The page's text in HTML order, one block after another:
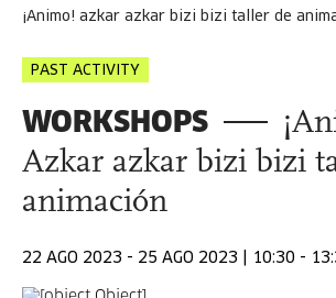
¡animo! azkar azkar bizi bizi taller de
PAST ACTIVITY
WORKSHOPS
Azkar azkar bizi bizi
animación
22 AGO 2023 - 25 AGO 2023 | 10:30 -